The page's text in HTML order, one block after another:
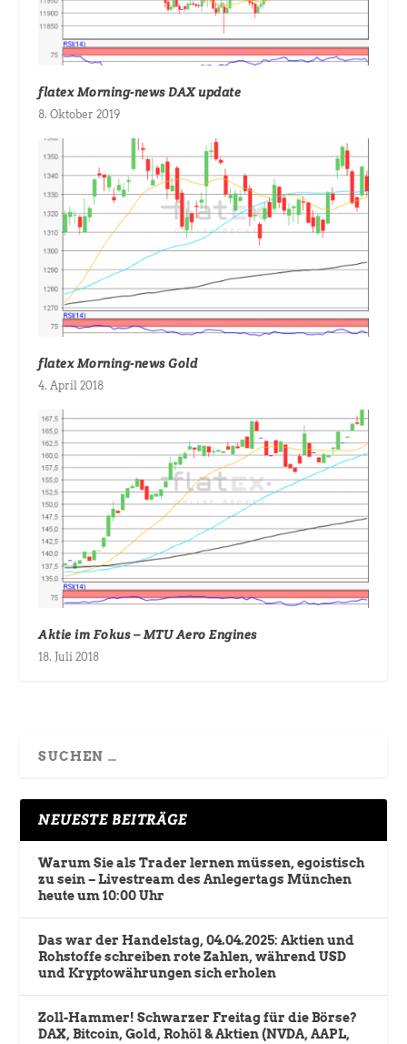
flatex Morning-news DAX update
8. Oktober 2019
flatex Morning-news Gold
4. April 2018
Aktie im Fokus – MTU Aero Engines
18. Juli 2018
NEUESTE BEITRÄGE
Warum Sie als Trader lernen müssen, egoistisch
zu sein – Livestream des Anlegertags München
heute um 10:00 Uhr
Das war der Handelstag, 04.04.2025: Aktien und
Rohstoffe schreiben rote Zahlen, während USD
und Kryptowährungen sich erholen
Zoll-Hammer! Schwarzer Freitag für die Börse?
DAX, Bitcoin, Gold, Rohöl & Aktien (NVDA, AAPL,